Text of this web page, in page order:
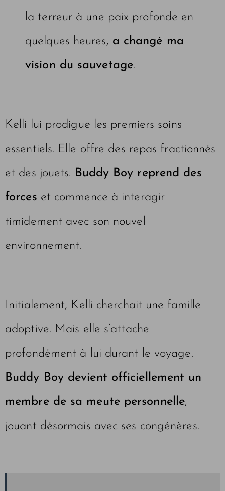
la terreur à une paix profonde en
quelques heures, a changé ma
vision du sauvetage.
Kelli lui prodigue les premiers soins
essentiels. Elle offre des repas fractionnés
et des jouets. Buddy Boy reprend des
forces et commence à interagir
timidement avec son nouvel
environnement.
Initialement, Kelli cherchait une famille
adoptive. Mais elle s’attache
profondément à lui durant le voyage.
Buddy Boy devient officiellement un
membre de sa meute personnelle,
jouant désormais avec ses congénères.